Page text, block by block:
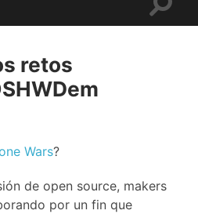
retos
Wars?
de open source, makers
por un fin que